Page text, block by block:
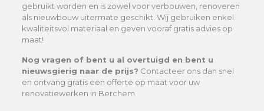
gebruikt worden en is zowel voor verbouwen, renoveren
als nieuwbouw uitermate geschikt. Wij gebruiken enkel
kwaliteitsvol materiaal en geven vooraf gratis advies op
maat!
Nog vragen of bent u al overtuigd en bent u
nieuwsgierig naar de prijs? Contacteer ons dan snel
en ontvang gratis een offerte op maat voor uw
renovatiewerken in Berchem.